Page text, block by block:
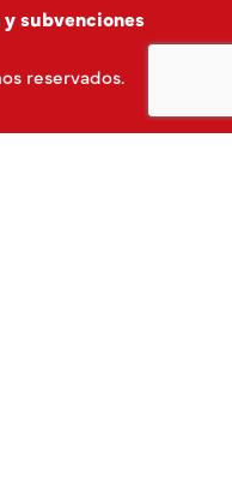
subvenciones
reservados.